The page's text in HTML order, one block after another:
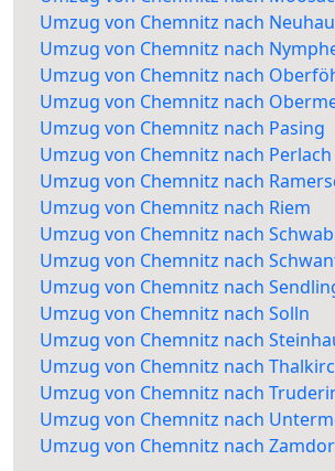
Umzug von Chemnitz nach
Umzug von Chemnitz nach
Umzug von Chemnitz nach
Umzug von Chemnitz nach
Umzug von Chemnitz nach Pasing
Umzug von Chemnitz nach Perlach
Umzug von Chemnitz nach
Umzug von Chemnitz nach Riem
Umzug von Chemnitz nach
Umzug von Chemnitz nach
Umzug von Chemnitz nach
Umzug von Chemnitz nach Solln
Umzug von Chemnitz nach
Umzug von Chemnitz nach
Umzug von Chemnitz nach
Umzug von Chemnitz nach
Umzug von Chemnitz nach